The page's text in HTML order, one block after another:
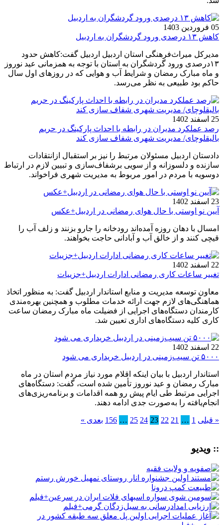
05 فروردین 1403
کاهش ۱۳ درصدی ورود گردشگران به اردبیل
مدیرکل میراث‌فرهنگی استان اردبیل اردبیل گفت:کاهش حدود
۱۳درصدی ورود گردشگران به استان با توجه به همزمانی عید نوروز
و ماه مبارک رمضان و شرایط آب و هوایی که در روزهای اول سال
حاکم بود طبیعی به نظر می‌رسد.
25 اسفند 1402
رصد عملکرد مدیران در رابطه با احداث پارکینگ در حریم
بالیقلوچای/ مدیریت شهری شفاف سازی کند
دادستان اردبیل مسئولان مرتبط را نیز بر استقبال ازانتقادات
سازنده و دلسوزانه و از سویی برشفاف‌سازی و تبیین لازم در ارتباط
دوسویه با مردم در امور مربوط به مدیریت شهری فراخواند.
23 اسفند 1402
آیین نو اوستی با حال هوای رمضانی در اردبیل+عکس
امسال با دهان روزه آمده‌اند رودخانه را جارو بزنند و زلف آب را
قیچی کنند و از خالق آب و آبادانی حاجت بخواهند.
22 اسفند 1402
تغییر ساعات کاری رمضانی ادارات اردبیل+جزییات
معاون توسعه مدیریت و منابع استاندار اردبیل گفت: به منظور اتخاذ
هماهنگی‌های لازم جهت ارائه خدمات مطلوب و همچنین بهره‌مندی
کارمندان دستگاه‌های اجرایی از فضیلت ماه مبارک رمضان ساعت
کاری کلیه دستگاه‌های اداری تعیین شد.
22 اسفند 1402
۵۰۰۰ تن سیب‌زمینی در اردبیل خریداری می شود
استاندار اردبیل با بیان اینکه اقلام مورد نیاز مردم استان در ماه
مبارک رمضان و عید نوروز تأمین شده است، گفت: دستگاه‌های
اجرایی مرتبط طی ایام پیش رو همه اقدامات و برنامه‌ریزی‌های
انجام‌یافته را به‌صورت جدی ادامه دهند.
« قبلی 1
…
21
22
23
24
25
…
156 بعدی »
:: ویدیو